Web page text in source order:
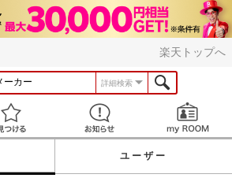
楽天トップへ
詳細検索
見つける お知らせ
ユーザー